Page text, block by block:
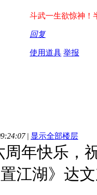
斗武一生欲惊神！
回复
使用道具 举报
| 显示全部楼层
周年快乐，
江湖》达